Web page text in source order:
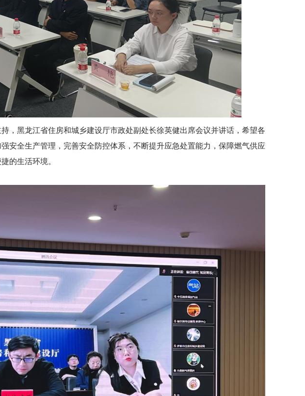
黑龙江省住房和城乡建设厅市政处副处长徐英健出席会议并讲话，希望各
安全生产管理，完善安全防控体系，不断提升应急处置能力，保障燃气供应
的生活环境。